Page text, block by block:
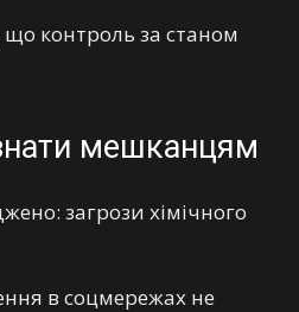
контроль за станом
мешканцям
загрози хімічного
в соцмережах не